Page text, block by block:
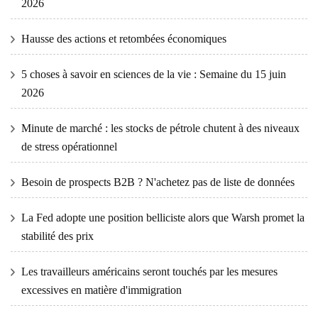
2026
Hausse des actions et retombées économiques
5 choses à savoir en sciences de la vie : Semaine du 15 juin
2026
Minute de marché : les stocks de pétrole chutent à des niveaux
de stress opérationnel
Besoin de prospects B2B ? N'achetez pas de liste de données
La Fed adopte une position belliciste alors que Warsh promet la
stabilité des prix
Les travailleurs américains seront touchés par les mesures
excessives en matière d'immigration